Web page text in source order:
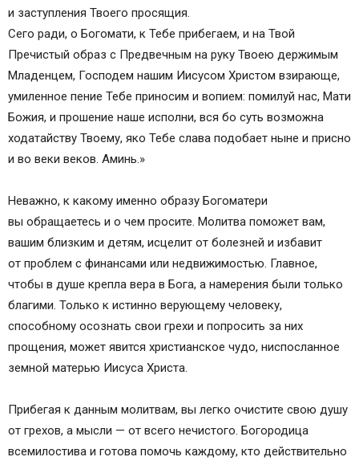
и заступления Твоего просящия.
Сего ради, о Богомати, к Тебе прибегаем, и на Твой
Пречистый образ с Предвечным на руку Твоею держимым
Младенцем, Господем нашим Иисусом Христом взирающе,
умиленное пение Тебе приносим и вопием: помилуй нас, Мати
Божия, и прошение наше исполни, вся бо суть возможна
ходатайству Твоему, яко Тебе слава подобает ныне и присно
и во веки веков. Аминь.»
Неважно, к какому именно образу Богоматери
вы обращаетесь и о чем просите. Молитва поможет вам,
вашим близким и детям, исцелит от болезней и избавит
от проблем с финансами или недвижимостью. Главное,
чтобы в душе крепла вера в Бога, а намерения были только
благими. Только к истинно верующему человеку,
способному осознать свои грехи и попросить за них
прощения, может явится христианское чудо, ниспосланное
земной матерью Иисуса Христа.
Прибегая к данным молитвам, вы легко очистите свою душу
от грехов, а мысли — от всего нечистого. Богородица
всемилостива и готова помочь каждому, кто действительно